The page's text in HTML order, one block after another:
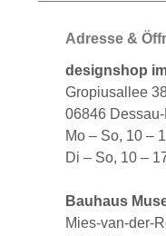
Adresse &
designshop
Gropiusallee
06846
Mo – So, 10 –
Di – So, 10 –
Bauhaus
Mies-van-der-